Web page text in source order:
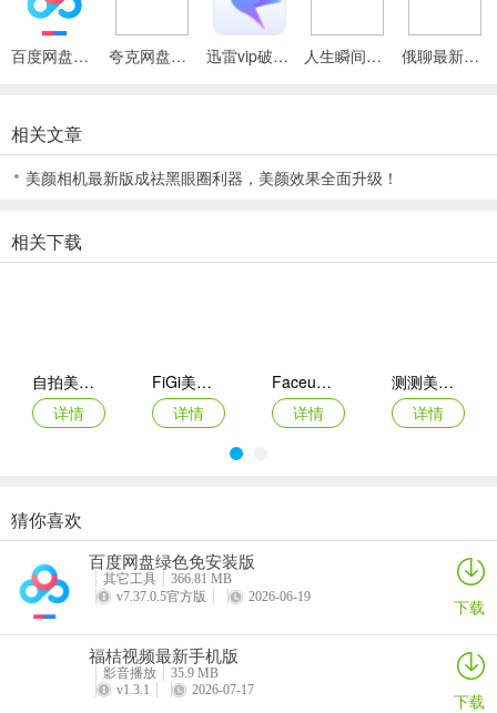
一秒制作你的专属表情包，一键分享到微博微信，从此斗图不会输！
精选百款品质滤镜，照片从此不再平庸！
刻！
从自拍到吃货再到美景，只要你敢拍，我就敢把气氛给你UP起来！
一张一张地完成你的盛世美颜！拿起属于你的自拍拼图和视频发到你
的朋友圈，背景音乐千万不要忘记添加喔~
软件优势
1.精选
B612咔叽开启全新精选模式！
快来试用各种绝美滤镜、贴纸和美颜效果吧。
百度网盘绿色免安装Pc电脑版 夸克网盘官方正式版 迅雷vip破解版永久会员2024版 人生瞬间最新手机版 俄聊最新手机版
相关文章
美颜相机最新版成祛黑眼圈利器，美颜效果全面升级！
相关下载
自拍美颜相机
详情
FiGi美颜相机
详情
Faceu激萌美颜相机app
详情
测测美颜相机
详情
JuJu美颜相机手机版
详情
全栈美颜相机手机版
详情
全栈美颜相机
智能美颜相机
猜你喜欢
百度网盘绿色免安装版
其它工具
366.81 MB
v7.37.0.5官方版
2026-06-19 下载
福桔视频最新手机版
影音播放
35.9 MB
v1.3.1
2026-07-17 下载